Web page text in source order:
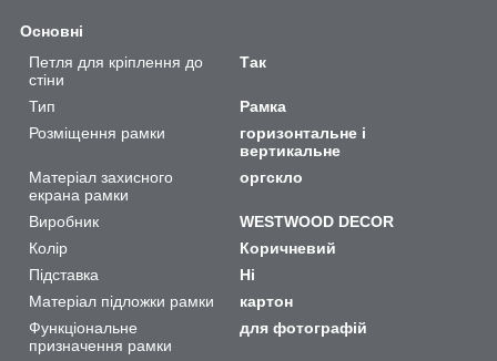
Основні
Петля для кріплення до
стіни
Так
Тип
Рамка
Розміщення рамки
горизонтальне і
вертикальне
Матеріал захисного
екрана рамки
оргскло
Виробник
WESTWOOD DECOR
Колір
Коричневий
Підставка
Ні
Матеріал підложки рамки
картон
Функціональне
призначення рамки
для фотографій